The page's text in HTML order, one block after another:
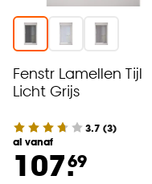
Fenstr Lamellen Tijl
Licht Grijs
3.7 (3)
al vanaf
107.69